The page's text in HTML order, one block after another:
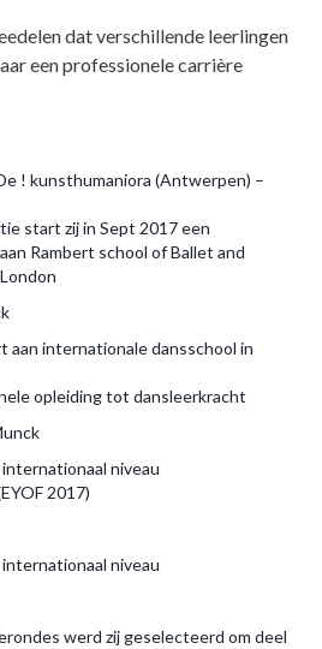
dat verschillende leerlingen
een professionele carrière
! kunsthumaniora (Antwerpen) –
start zij in Sept 2017 een
Rambert school of Ballet and
aan internationale dansschool in
opleiding tot dansleerkracht
niveau
2017)
niveau
werd zij geselecteerd om deel